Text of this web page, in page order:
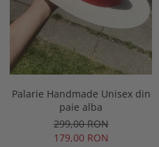
Palarie Handmade Unisex din
paie alba
299,00 RON
179,00 RON